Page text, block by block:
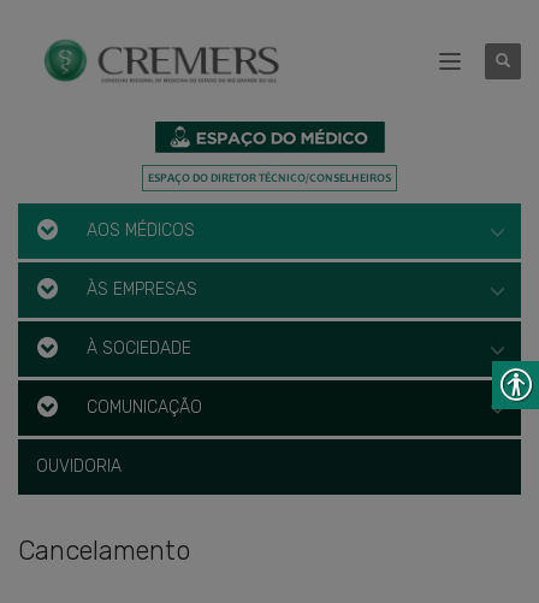
AOS MÉDICOS
ÀS EMPRESAS
À SOCIEDADE
COMUNICAÇÃO
OUVIDORIA
Cancelamento